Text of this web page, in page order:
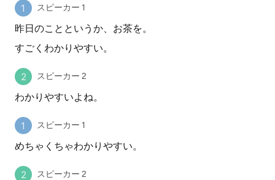
スピーカー 1
昨日のことというか、お茶を。
すごくわかりやすい。
スピーカー 2
わかりやすいよね。
スピーカー 1
めちゃくちゃわかりやすい。
スピーカー 2